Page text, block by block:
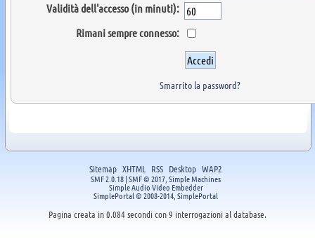
Validità dell'accesso (in minuti):
Rimani sempre connesso:
Smarrito la password?
Sitemap XHTML RSS Desktop WAP2
SMF 2.0.18|SMF © 2017 Simple Machines
Simple Audio Video Embedder
SimplePortal © 2008-2014, SimplePortal
Pagina creata in 0.084 secondi con 9 interrogazioni al database.